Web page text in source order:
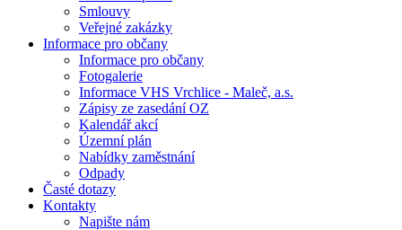
Smlouvy
Veřejné zakázky
Informace pro občany
Informace pro občany
Fotogalerie
Informace VHS Vrchlice - Maleč, a.s.
Zápisy ze zasedání OZ
Kalendář akcí
Územní plán
Nabídky zaměstnání
Odpady
Časté dotazy
Kontakty
Napište nám